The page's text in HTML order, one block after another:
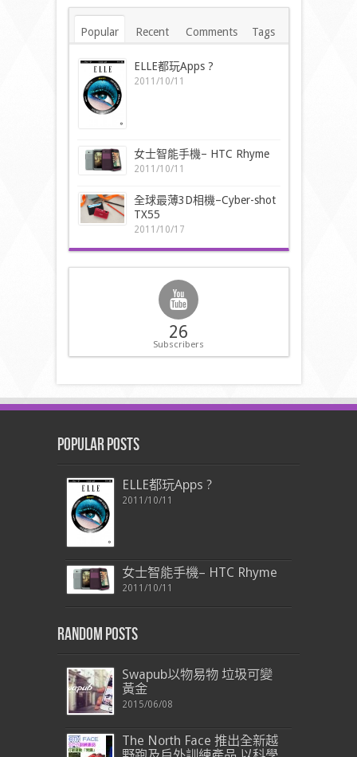
Popular Recent Comments Tags
ELLE都玩Apps ?
2011/10/11
女士智能手機– HTC Rhyme
2011/10/11
全球最薄3D相機–Cyber-shot
TX55
2011/10/17
26
Subscribers
Popular Posts
ELLE都玩Apps ?
2011/10/11
女士智能手機– HTC Rhyme
2011/10/11
Random Posts
Swapub以物易物 垃圾可變
黃金
2015/06/08
The North Face 推出全新越